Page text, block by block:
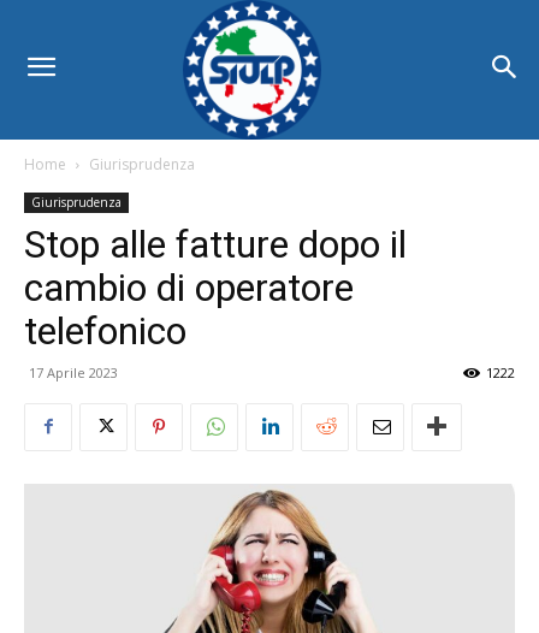
Home Giurisprudenza
Giurisprudenza
Stop alle fatture dopo il
cambio di operatore
telefonico
17 Aprile 2023 1222